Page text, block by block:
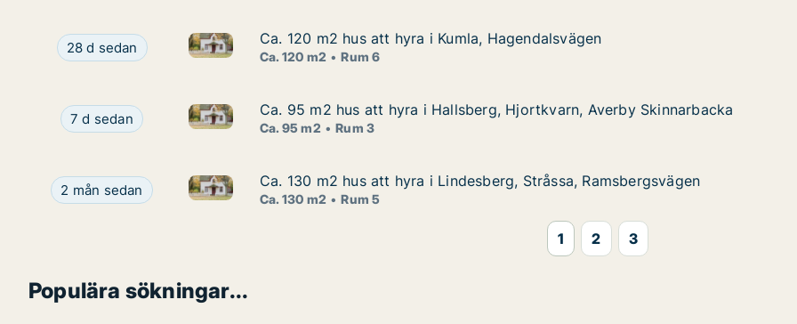
Ca. 120 m2 hus att hyra i Kumla, Hagendalsvägen
28 d sedan Ca. 120 m2 hus att hyra i Kumla, Hagendalsvägen
Ca. 120 m2 hus att hyra i Kumla, Hagendalsvägen
Ca. 120 m2 hus att hyra i Kumla, Hagendalsvägen
Ca. 120 m2 Rum 6
Ca. 95 m2 hus att hyra i Hallsberg, Hjortkvarn, Averby Skinnarbacka
7 d sedan Ca. 95 m2 hus att hyra i Hallsberg, Hjortkvarn, Averby Skinnarbacka
Ca. 95 m2 hus att hyra i Hallsberg, Hjortkvarn, Averby Skinnarbacka
Ca. 95 m2 hus att hyra i Hallsberg, Hjortkvarn, Averby Skinnarbacka
Ca. 95 m2 Rum 3
Ca. 130 m2 hus att hyra i Lindesberg, Stråssa, Ramsbergsvägen
2 mån sedan Ca. 130 m2 hus att hyra i Lindesberg, Stråssa, Ramsbergsvägen
Ca. 130 m2 hus att hyra i Lindesberg, Stråssa, Ramsbergsvägen
Ca. 130 m2 hus att hyra i Lindesberg, Stråssa, Ramsbergsvägen
Ca. 130 m2 Rum 5
1 2 3
Populära sökningar...